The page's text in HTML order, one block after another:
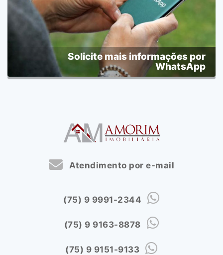
Solicite mais informações por
WhatsApp
Atendimento por e-mail
(75) 9 9991-2344
(75) 9 9163-8878
(75) 9 9151-9133